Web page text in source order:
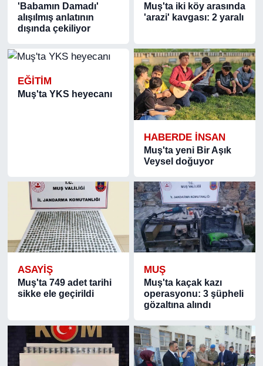
'Babamın Damadı'
alışılmış anlatının
dışında çekiliyor
Muş'ta iki köy arasında
'arazi' kavgası: 2 yaralı
EĞİTİM
Muş'ta YKS heyecanı
HABERDE INSAN
Muş'ta yeni Bir Aşık
Veysel doğuyor
ASAYIŞ
Muş'ta 749 adet tarihi
sikke ele geçirildi
MUŞ
Muş'ta kaçak kazı
operasyonu: 3 şüpheli
gözaltına alındı